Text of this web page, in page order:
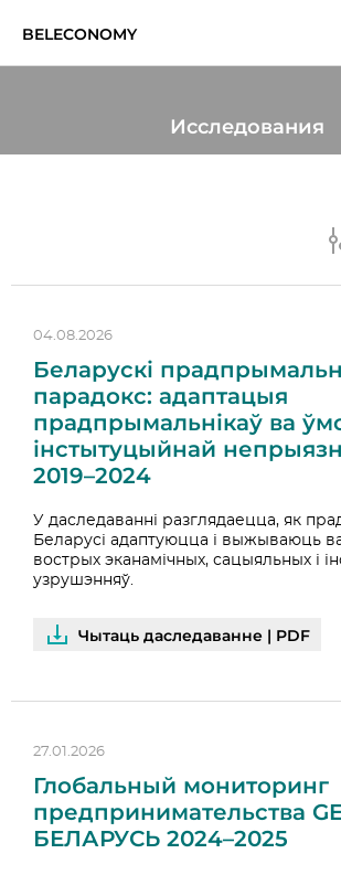
BELECONOMY
Исследования
04.08.2026
Беларускі
парадокс: адаптацыя
прадпрымальнікаў ва
інстытуцыйнай
2019–2024
У даследаванні разглядаецца, як
Беларусі адаптуюцца і выжываюць
вострых эканамічных, сацыяльных і
узрушэнняў.
Чытаць даследаванне | PDF
27.01.2026
Глобальный мониторинг
предпринимательства
БЕЛАРУСЬ 2024–2025